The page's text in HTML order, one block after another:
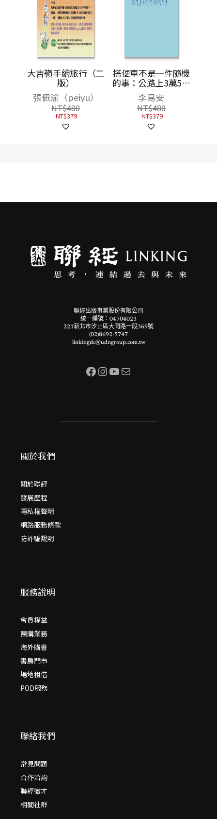
大吉嶺手繪旅行（二
張佩瑜（peiyu）
480
搭便車不是一件隨機
的事：公路上3萬5千
6百公里的追尋，在
國與界之間探索世界
李易安
480
聯經出版事業股份有限公司
統一編號：04704023
221新北市汐止區大同路一段369號
(02)8692-5747
linkingdc@udngroup.com.tw
Facebook InstagramYouTube 電子郵件
關於我們
關於聯經
發展歷程
隱私權聲明
網路服務條款
防詐騙說明
服務說明
會員權益
團購業務
海外購書
書房門市
場地租借
POD服務
聯絡我們
常見問題
合作洽詢
聯經徵才
相關社群